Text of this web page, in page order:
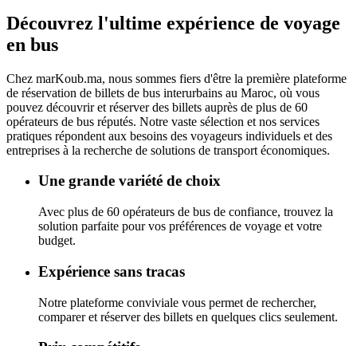
Découvrez l'ultime expérience de voyage
en bus
Chez marKoub.ma, nous sommes fiers d'être la première plateforme
de réservation de billets de bus interurbains au Maroc, où vous
pouvez découvrir et réserver des billets auprès de plus de 60
opérateurs de bus réputés. Notre vaste sélection et nos services
pratiques répondent aux besoins des voyageurs individuels et des
entreprises à la recherche de solutions de transport économiques.
Une grande variété de choix
Avec plus de 60 opérateurs de bus de confiance, trouvez la
solution parfaite pour vos préférences de voyage et votre
budget.
Expérience sans tracas
Notre plateforme conviviale vous permet de rechercher,
comparer et réserver des billets en quelques clics seulement.